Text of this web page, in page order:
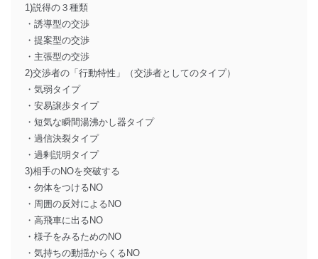
1)説得の３種類
・誘導型の交渉
・提案型の交渉
・主張型の交渉
2)交渉者の「行動特性」（交渉者としてのタイプ）
・気弱タイプ
・安易譲歩タイプ
・短気な瞬間湯沸かし器タイプ
・過信決裂タイプ
・過剰説明タイプ
3)相手のNOを突破する
・勿体をつけるNO
・周囲の反対によるNO
・高飛車に出るNO
・様子をみるためのNO
・気持ちの動揺からくるNO